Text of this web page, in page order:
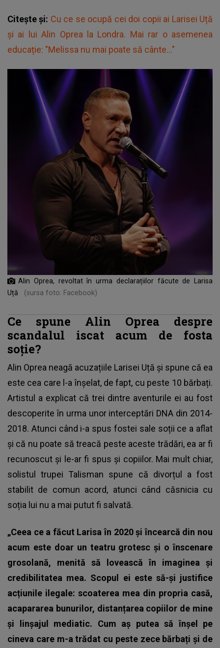
Citește și: Cu ce se ocupă cei doi copii ai Larisei Uță
și ai lui Alin Oprea la Londra. Mai rar o asemenea
educație: "Melissa nu mai poate să cânte..."
Alin Oprea, revoltat în urma declarațiilor făcute de Larisa
Uță
(sursa foto: Facebook)
Ce spune Alin Oprea despre
scandalul iscat acum de fosta
soție?
Alin Oprea neagă acuzațiile Larisei Uță și spune că ea
este cea care l-a înșelat, de fapt, cu peste 10 bărbați.
Artistul a explicat că trei dintre aventurile ei au fost
descoperite în urma unor interceptări DNA din 2014-
2018. Atunci când i-a spus fostei sale soții ce a aflat
și că nu poate să treacă peste aceste trădări, ea ar fi
recunoscut și le-ar fi spus și copiilor. Mai mult chiar,
solistul trupei Talisman spune că divorțul a fost
stabilit de comun acord, atunci când căsnicia cu
soția lui nu a mai putut fi salvată.
„Ceea ce a făcut Larisa în 2020 și încearcă din nou
acum este doar un teatru grotesc și o înscenare
grosolană, menită să lovească în imaginea și
credibilitatea mea. Scopul ei este să-și justifice
acțiunile ilegale: scoaterea mea din propria casă,
acapararea bunurilor, distanțarea copiilor de mine
și linșajul mediatic. Cum aș putea să înșel pe
cineva care m-a trădat cu peste zece bărbați și de